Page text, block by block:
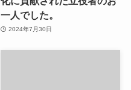
一人でした。
2024年7月30日